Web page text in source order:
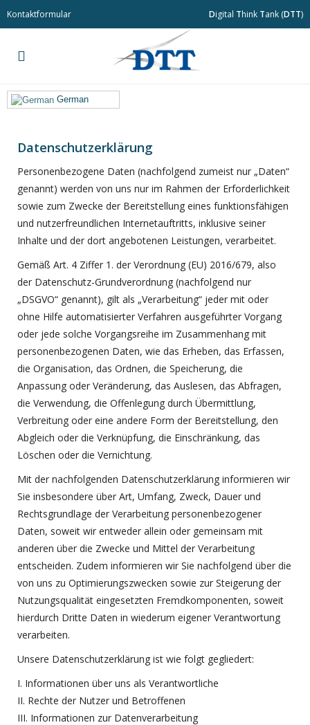
Kontaktformular Digital Think Tank (DTT)
German
Datenschutzerklärung
Personenbezogene Daten (nachfolgend zumeist nur „Daten“
genannt) werden von uns nur im Rahmen der Erforderlichkeit
sowie zum Zwecke der Bereitstellung eines funktionsfähigen
und nutzerfreundlichen Internetauftritts, inklusive seiner
Inhalte und der dort angebotenen Leistungen, verarbeitet.
Gemäß Art. 4 Ziffer 1. der Verordnung (EU) 2016/679, also
der Datenschutz-Grundverordnung (nachfolgend nur
„DSGVO“ genannt), gilt als „Verarbeitung“ jeder mit oder
ohne Hilfe automatisierter Verfahren ausgeführter Vorgang
oder jede solche Vorgangsreihe im Zusammenhang mit
personenbezogenen Daten, wie das Erheben, das Erfassen,
die Organisation, das Ordnen, die Speicherung, die
Anpassung oder Veränderung, das Auslesen, das Abfragen,
die Verwendung, die Offenlegung durch Übermittlung,
Verbreitung oder eine andere Form der Bereitstellung, den
Abgleich oder die Verknüpfung, die Einschränkung, das
Löschen oder die Vernichtung.
Mit der nachfolgenden Datenschutzerklärung informieren wir
Sie insbesondere über Art, Umfang, Zweck, Dauer und
Rechtsgrundlage der Verarbeitung personenbezogener
Daten, soweit wir entweder allein oder gemeinsam mit
anderen über die Zwecke und Mittel der Verarbeitung
entscheiden. Zudem informieren wir Sie nachfolgend über die
von uns zu Optimierungszwecken sowie zur Steigerung der
Nutzungsqualität eingesetzten Fremdkomponenten, soweit
hierdurch Dritte Daten in wiederum eigener Verantwortung
verarbeiten.
Unsere Datenschutzerklärung ist wie folgt gegliedert:
I. Informationen über uns als Verantwortliche
II. Rechte der Nutzer und Betroffenen
III. Informationen zur Datenverarbeitung